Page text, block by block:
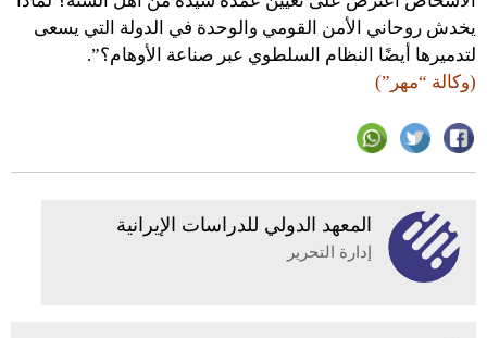
يخدش روحاني الأمن القومي والوحدة في الدولة التي يسعى
لتدميرها أيضًا النظام السلطوي عبر صناعة الأوهام؟”.
(وكالة “مهر”)
المعهد الدولي للدراسات الإيرانية
إدارة التحرير